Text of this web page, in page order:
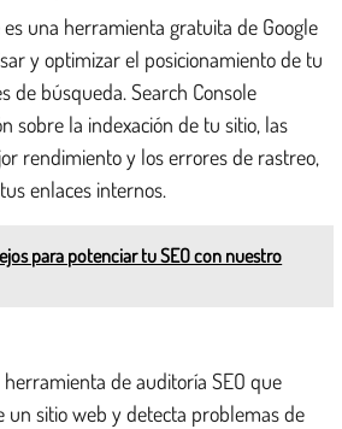
es una herramienta gratuita de Google
y optimizar el posicionamiento de tu
de búsqueda. Search Console
sobre la indexación de tu sitio, las
rendimiento y los errores de rastreo,
enlaces internos.
para potenciar tu SEO con nuestro
de auditoría SEO que
un sitio web y detecta problemas de